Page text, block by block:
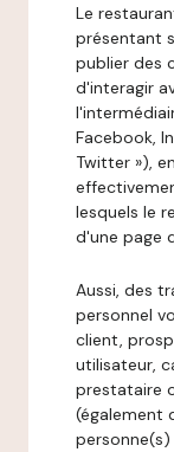
Le
présentant
publier des
d'interagir
Facebook,
Twitter »),
lesquels le
d'une page
Aussi, des
personnel
client,
utilisateur,
prestataire
(également